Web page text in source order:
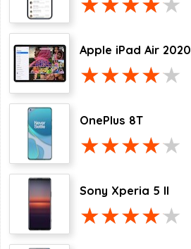
Apple iPad Air 2020
OnePlus 8T
Sony Xperia 5 II